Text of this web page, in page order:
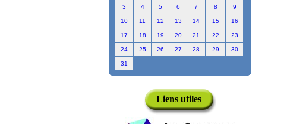
3 4 5 6 7 8 9
10 11 12 13 14 15 16
17 18 19 20 21 22 23
24 25 26 27 28 29 30
31
Liens utiles